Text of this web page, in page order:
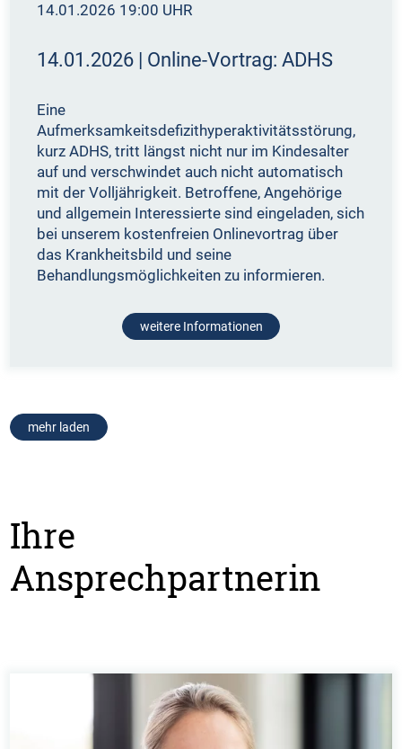
14.01.2026 19:00 UHR
14.01.2026 | Online-Vortrag: ADHS
Eine
Aufmerksamkeitsdefizithyperaktivitätsstörung,
kurz ADHS, tritt längst nicht nur im Kindesalter
auf und verschwindet auch nicht automatisch
mit der Volljährigkeit. Betroffene, Angehörige
und allgemein Interessierte sind eingeladen, sich
bei unserem kostenfreien Onlinevortrag über
das Krankheitsbild und seine
Behandlungsmöglichkeiten zu informieren.
weitere Informationen
mehr laden
Ihre
Ansprechpartnerin